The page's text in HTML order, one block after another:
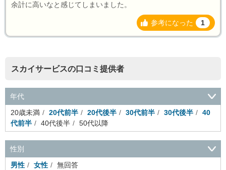
余計に高いなと感じてしまいました。
参考になった 1
スカイサービスの口コミ提供者
年代
20歳未満
20代前半 20代後半 30代前半 30代後半
40
代前半
40代後半 50代以降
性別
男性
女性 無回答